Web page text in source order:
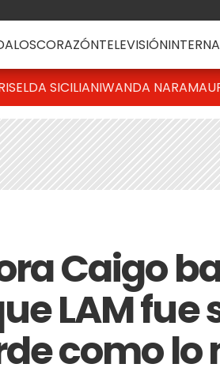
CORAZÓNTELEVISIÓN
SICILIANIWANDA NARA
Caigo
LAM fue
como lo